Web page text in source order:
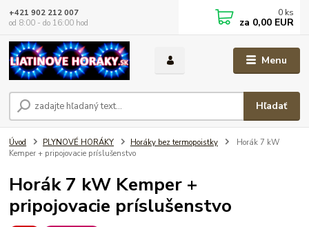
Menu
Hľadať
+421 902 212 007
od 8:00 - do 16:00 hod
0 ks
za 0,00 EUR
Úvod PLYNOVÉ HORÁKY Horáky bez termopoistky
Horák 7 kW
Kemper + pripojovacie príslušenstvo
Horák 7 kW Kemper +
pripojovacie príslušenstvo